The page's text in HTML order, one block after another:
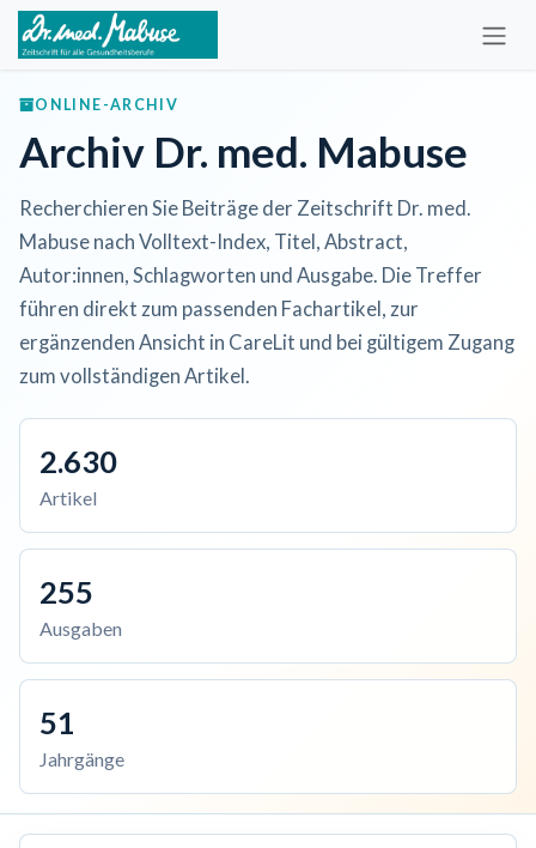
Zum Inhalt springen
ONLINE-ARCHIV
Archiv Dr. med. Mabuse
Recherchieren Sie Beiträge der Zeitschrift Dr. med.
Mabuse nach Volltext-Index, Titel, Abstract,
Autor:innen, Schlagworten und Ausgabe. Die Treffer
führen direkt zum passenden Fachartikel, zur
ergänzenden Ansicht in CareLit und bei gültigem Zugang
zum vollständigen Artikel.
2.630
Artikel
255
Ausgaben
51
Jahrgänge